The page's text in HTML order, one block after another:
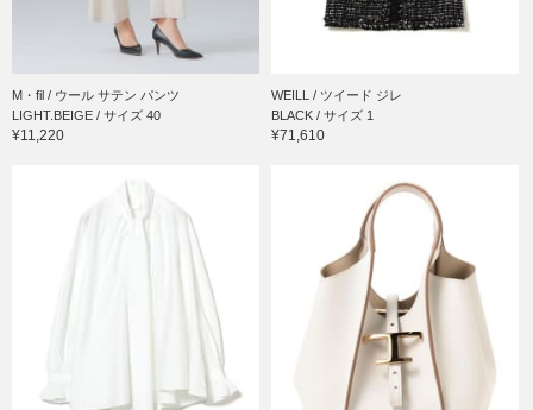
M・fil / ウール サテン パンツ
LIGHT.BEIGE / サイズ 40
¥11,220
WEILL / ツイード ジレ
BLACK / サイズ 1
¥71,610